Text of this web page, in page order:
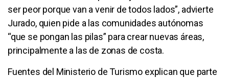
ser peor porque van a venir de todos lados”, advierte
Jurado, quien pide a las comunidades autónomas
“que se pongan las pilas” para crear nuevas áreas,
principalmente a las de zonas de costa.
Fuentes del Ministerio de Turismo explican que parte